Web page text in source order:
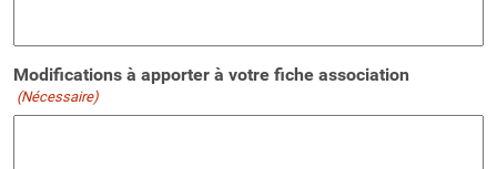
Modifications à apporter à votre fiche association
(Nécessaire)